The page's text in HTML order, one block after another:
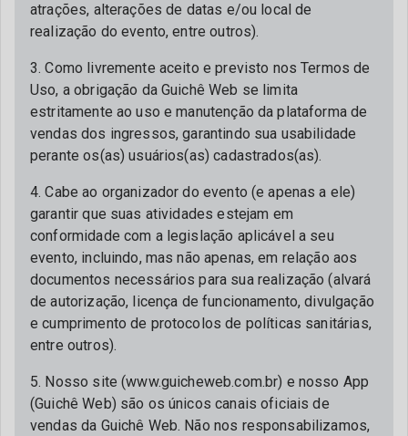
atrações, alterações de datas e/ou local de
realização do evento, entre outros).
3. Como livremente aceito e previsto nos Termos de
Uso, a obrigação da Guichê Web se limita
estritamente ao uso e manutenção da plataforma de
vendas dos ingressos, garantindo sua usabilidade
perante os(as) usuários(as) cadastrados(as).
4. Cabe ao organizador do evento (e apenas a ele)
garantir que suas atividades estejam em
conformidade com a legislação aplicável a seu
evento, incluindo, mas não apenas, em relação aos
documentos necessários para sua realização (alvará
de autorização, licença de funcionamento, divulgação
e cumprimento de protocolos de políticas sanitárias,
entre outros).
5. Nosso site (www.guicheweb.com.br) e nosso App
(Guichê Web) são os únicos canais oficiais de
vendas da Guichê Web. Não nos responsabilizamos,